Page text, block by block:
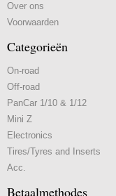
Over ons
Voorwaarden
Categorieën
On-road
Off-road
PanCar 1/10 & 1/12
Mini Z
Electronics
Tires/Tyres and Inserts
Acc.
Betaalmethodes